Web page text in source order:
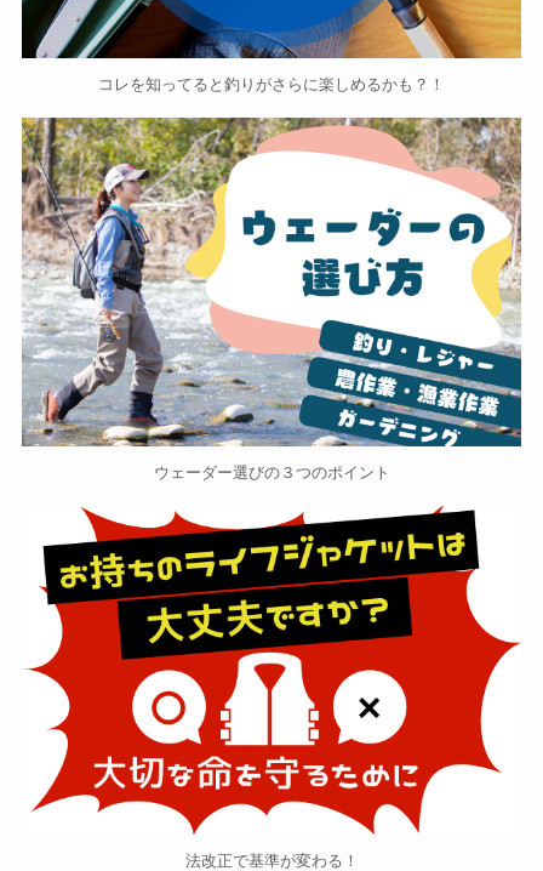
コレを知ってると釣りがさらに楽しめるかも？！
ウェーダー選びの３つのポイント
法改正で基準が変わる！